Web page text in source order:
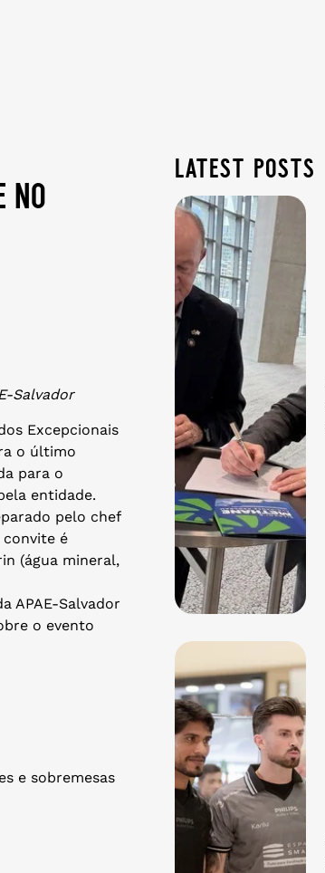
no
Salvador
Excepcionais
o último
para o
entidade.
pelo chef
convite é
(água mineral,
APAE-Salvador
o evento
e sobremesas
latest posts